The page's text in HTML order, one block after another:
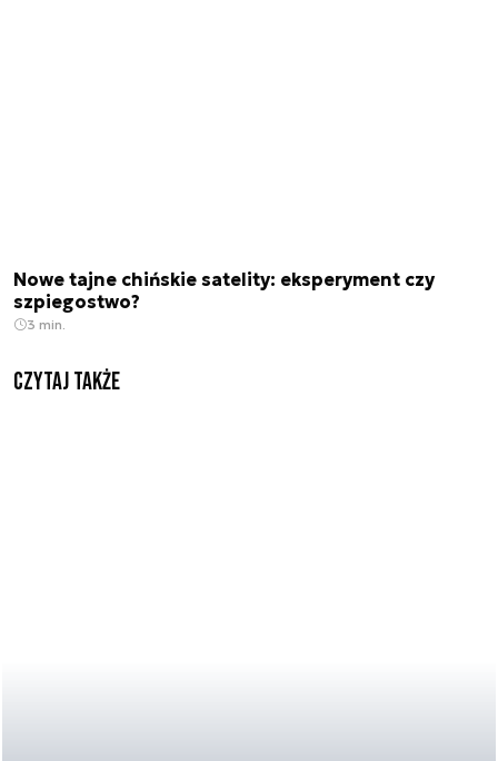
Nowe tajne chińskie satelity: eksperyment czy
szpiegostwo?
3 min.
Czytaj także